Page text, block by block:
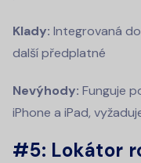
Klady: Integrovaná
další předplatné
Nevýhody: Funguje
iPhone a iPad,
#5: Lokátor